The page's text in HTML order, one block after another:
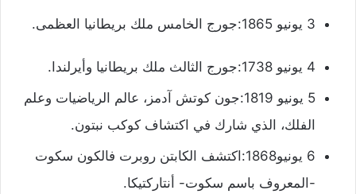
3 يونيو 1865:جورج الخامس ملك بريطانيا العظمى.
4 يونيو 1738:جورج الثالث ملك بريطانيا وأيرلندا.
5 يونيو 1819:جون كوتش آدمز، عالم الرياضيات وعلم
الفلك، الذي شارك في اكتشاف كوكب نبتون.
6 يونيو1868:اكتشف الكابتن روبرت فالكون سكوت
-المعروف باسم سكوت- أنتاركتيكا.